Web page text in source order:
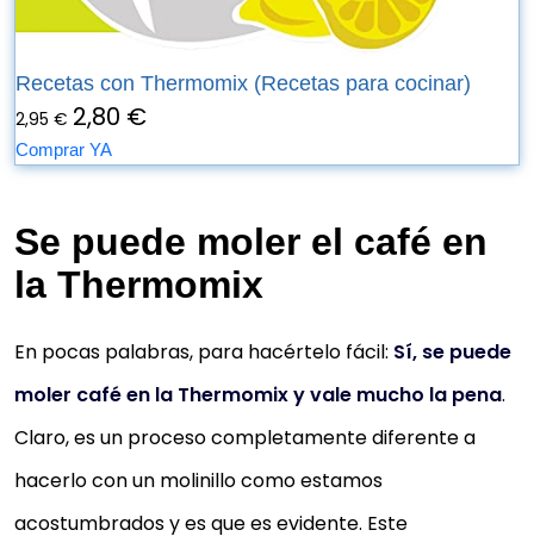
Recetas con Thermomix (Recetas para cocinar)
2,95 € 2,80 €
Comprar YA
Se puede moler el café en
la Thermomix
En pocas palabras, para hacértelo fácil: Sí, se puede
moler café en la Thermomix y vale mucho la pena.
Claro, es un proceso completamente diferente a
hacerlo con un molinillo como estamos
acostumbrados y es que es evidente. Este